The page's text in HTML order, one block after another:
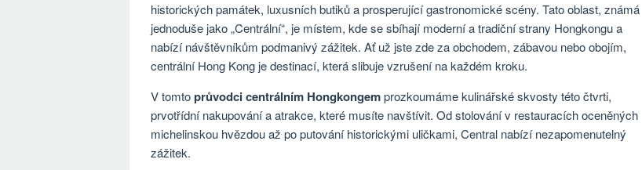
historických památek, luxusních butiků a prosperující gastronomické scény. Tato oblast, známá
jednoduše jako „Centrální“, je místem, kde se sbíhají moderní a tradiční strany Hongkongu a
nabízí návštěvníkům podmanivý zážitek. Ať už jste zde za obchodem, zábavou nebo obojím,
centrální Hong Kong je destinací, která slibuje vzrušení na každém kroku.
V tomtoprůvodci centrálním Hongkongemprozkoumáme kulinářské skvosty této čtvrti,
prvotřídní nakupování a atrakce, které musíte navštívit. Od stolování v restauracích oceněných
michelinskou hvězdou až po putování historickými uličkami, Central nabízí nezapomenutelný
zážitek.